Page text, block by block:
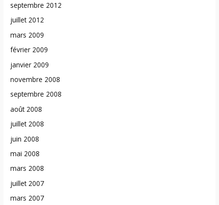
septembre 2012
juillet 2012
mars 2009
février 2009
janvier 2009
novembre 2008
septembre 2008
août 2008
juillet 2008
juin 2008
mai 2008
mars 2008
juillet 2007
mars 2007